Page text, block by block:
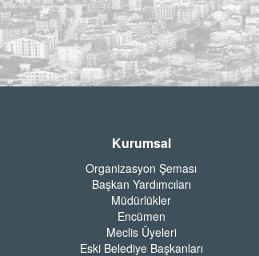
Kurumsal
Organizasyon Şeması
Başkan Yardımcıları
Müdürlükler
Encümen
Meclis Üyeleri
Eski Belediye Başkanları